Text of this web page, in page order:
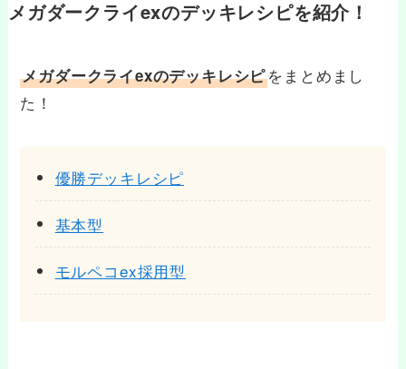
メガダークライexのデッキレシピを紹介！
メガダークライexのデッキレシピをまとめまし
た！
優勝デッキレシピ
基本型
モルペコex採用型